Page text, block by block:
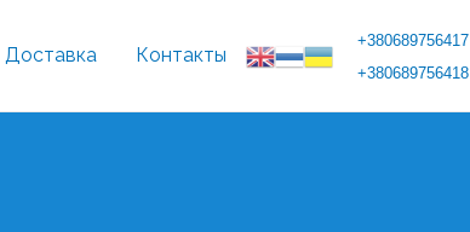
Доставка Контакты
+380689756417
+380689756418